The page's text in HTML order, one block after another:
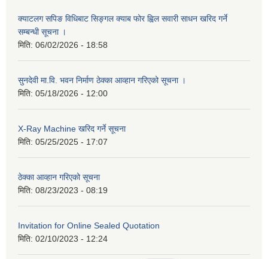
क्याटलग सपिङ विधिबाट सिङ्गल क्याब फोर ह्विल सवारी साधन खरिद गर्ने
सम्बन्धी सूचना ।
मिति: 06/02/2026 - 18:58
सुनदेवी मा.वि. भवन निर्माण ठेक्का आव्हान गरिएको सूचना ।
मिति: 05/18/2026 - 12:00
X-Ray Machine खरिद गर्ने सूचना
मिति: 05/25/2025 - 17:07
ठेक्का आव्हान गरिएको सूचना
मिति: 08/23/2023 - 08:19
Invitation for Online Sealed Quotation
मिति: 02/10/2023 - 12:24